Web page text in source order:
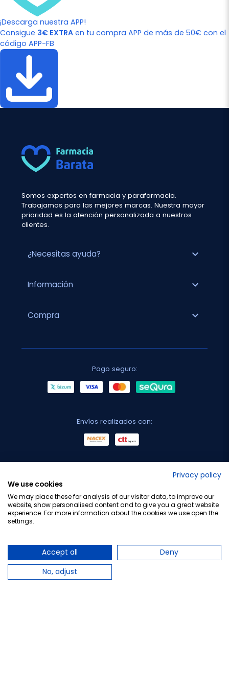
¡Descarga nuestra APP!
Consigue 3€ EXTRA en tu compra APP de más de 50€ con el
código APP-FB
Somos expertos en farmacia y parafarmacia.
Trabajamos para las mejores marcas. Nuestra mayor
prioridad es la atención personalizada a nuestros
clientes.
¿Necesitas ayuda? expand_more
Información expand_more
Compra expand_more
Pago seguro:
Envíos realizados con:
Privacy policy
We use cookies
We may place these for analysis of our visitor data, to improve our
website, show personalised content and to give you a great website
experience. For more information about the cookies we use open the
settings.
Accept all
Deny
No, adjust